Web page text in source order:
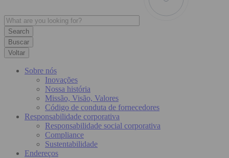
Buscar
Voltar
Sobre nós
Inovações
Nossa história
Missão, Visão, Valores
Código de conduta de fornecedores
Responsabilidade corporativa
Responsabilidade social corporativa
Compliance
Sustentabilidade
Endereços